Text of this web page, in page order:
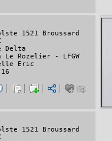
1521 Broussard
Delta
Le Rozelier - LFGW
Eric
1521 Broussard